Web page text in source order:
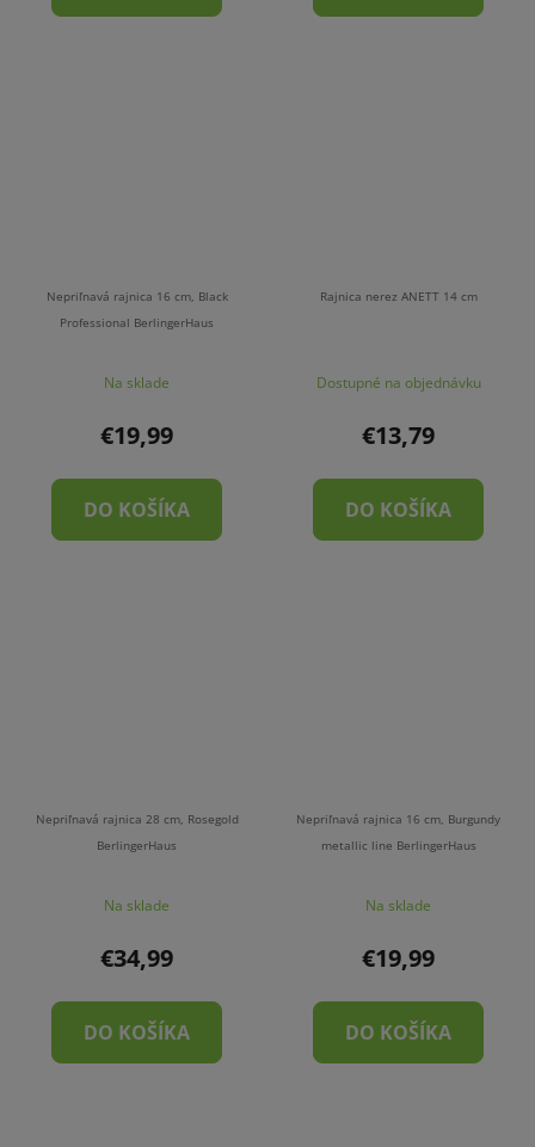
Nepriľnavá rajnica 16 cm, Black
Professional BerlingerHaus
Na sklade
€19,99
DO KOŠÍKA
Rajnica nerez ANETT 14 cm
Dostupné na objednávku
€13,79
DO KOŠÍKA
Nepriľnavá rajnica 28 cm, Rosegold
BerlingerHaus
Na sklade
€34,99
DO KOŠÍKA
Nepriľnavá rajnica 16 cm, Burgundy
metallic line BerlingerHaus
Na sklade
€19,99
DO KOŠÍKA